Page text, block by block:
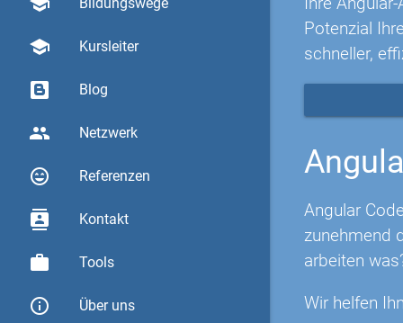
school Kursleiter
Blog
group Netzwerk
sentiment_very_satisfied Referenzen
contacts Kontakt
work Tools
info_outline Über uns
Potenzial
schneller,
Angular
zunehmend
arbeiten
Wir helfen